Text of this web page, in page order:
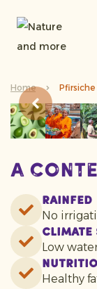
Home Pfirsiche
A
Rainfed
No
Climate
Low
Healthy